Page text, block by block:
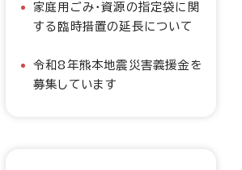
家庭用ごみ・資源の指定袋に関
する臨時措置の延長について
令和8年熊本地震災害義援金を
募集しています